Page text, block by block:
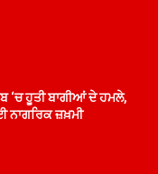
‘ਚ ਹੂਤੀ ਬਾਗੀਆਂ ਦੇ ਹਮਲੇ,
ਨਾਗਰਿਕ ਜ਼ਖ਼ਮੀ